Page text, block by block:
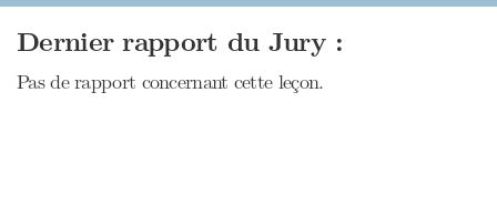
Dernier rapport du Jury :
Pas de rapport concernant cette leçon.